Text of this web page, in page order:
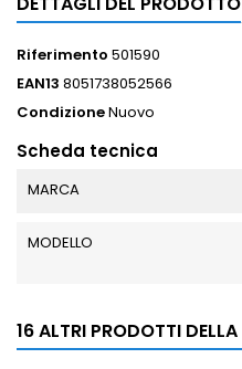
Riferimento 501590
EAN13 8051738052566
CondizioneNuovo
Scheda tecnica
MARCA
MODELLO
16 ALTRI PRODOTTI